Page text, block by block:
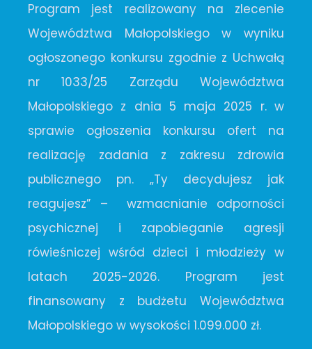
Program jest realizowany na zlecenie
Województwa Małopolskiego w wyniku
ogłoszonego konkursu zgodnie z Uchwałą
nr 1033/25 Zarządu Województwa
Małopolskiego z dnia 5 maja 2025 r. w
sprawie ogłoszenia konkursu ofert na
realizację zadania z zakresu zdrowia
publicznego pn. „Ty decydujesz jak
reagujesz” – wzmacnianie odporności
psychicznej i zapobieganie agresji
rówieśniczej wśród dzieci i młodzieży w
latach 2025-2026. Program jest
finansowany z budżetu Województwa
Małopolskiego w wysokości 1.099.000 zł.